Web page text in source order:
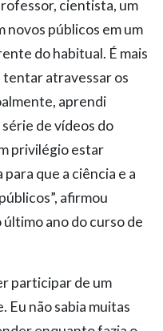
cientista, um
novos públicos em um
do habitual. É mais
tentar atravessar os
aprendi
de vídeos do
privilégio estar
que a ciência e a
afirmou
ano do curso de
participar de um
não sabia muitas